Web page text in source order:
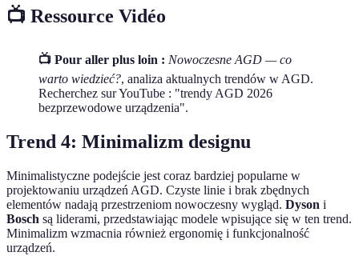
📺 Ressource Vidéo
📺 Pour aller plus loin : Nowoczesne AGD — co
warto wiedzieć?, analiza aktualnych trendów w AGD.
Recherchez sur YouTube : "trendy AGD 2026
bezprzewodowe urządzenia".
Trend 4: Minimalizm designu
Minimalistyczne podejście jest coraz bardziej popularne w
projektowaniu urządzeń AGD. Czyste linie i brak zbędnych
elementów nadają przestrzeniom nowoczesny wygląd. Dyson i
Bosch są liderami, przedstawiając modele wpisujące się w ten trend.
Minimalizm wzmacnia również ergonomię i funkcjonalność
urządzeń.